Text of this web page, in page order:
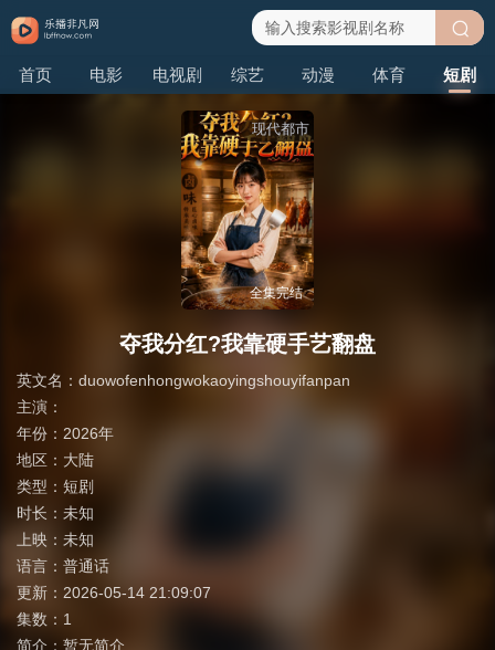
首页 电影 电视剧 综艺 动漫 体育 短剧
搜
索
现代都市
全集完结
夺我分红?我靠硬手艺翻盘
英文名： duowofenhongwokaoyingshouyifanpan
主演：
年份： 2026年
地区： 大陆
类型： 短剧
时长： 未知
上映： 未知
语言： 普通话
更新： 2026-05-14 21:09:07
集数： 1
简介： 暂无简介